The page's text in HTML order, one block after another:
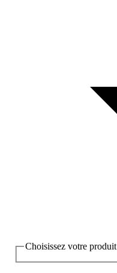
Choisissez votre produit